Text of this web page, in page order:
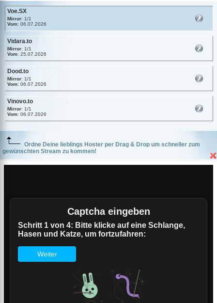
Voe.SX
Mirror: 1/1
Vom: 06.07.2026
Vidara.to
Mirror: 1/1
Vom: 25.07.2026
Dood.to
Mirror: 1/1
Vom: 06.07.2026
Vinovo.to
Mirror: 1/1
Vom: 06.07.2026
Ordne Deine lieblings Hoster per Drag & Drop um schneller zum
gewünschten Stream zu kommen!